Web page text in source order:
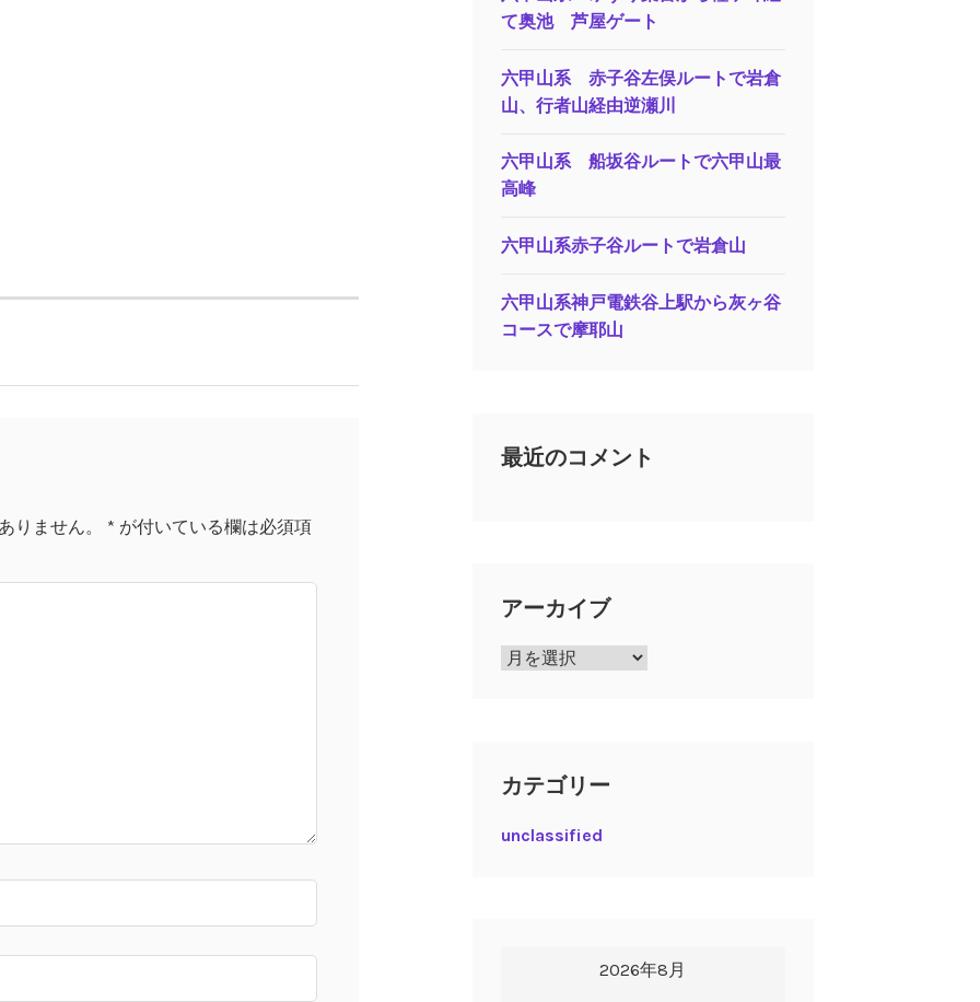
りません。 * が付いている欄は必須項
て奥池 芦屋ゲート
六甲山系 赤子谷左俣ルートで岩倉
山、行者山経由逆瀬川
六甲山系 船坂谷ルートで六甲山最
高峰
六甲山系赤子谷ルートで岩倉山
六甲山系神戸電鉄谷上駅から灰ヶ谷
コースで摩耶山
最近のコメント
アーカイブ
ア
カテゴリー
unclassified
2026年8月